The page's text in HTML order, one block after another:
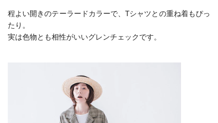
程よい開きのテーラードカラーで、Tシャツとの重ね着もぴっ
たり。
実は色物とも相性がいいグレンチェックです。